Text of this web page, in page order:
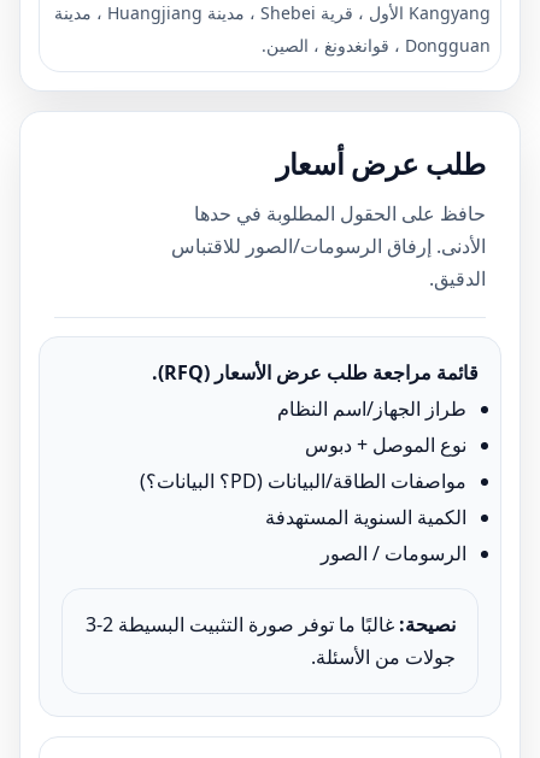
Kangyang الأول ، قرية Shebei ، مدينة Huangjiang ، مدينة
Dongguan ، قوانغدونغ ، الصين.
طلب عرض أسعار
حافظ على الحقول المطلوبة في حدها
الأدنى. إرفاق الرسومات/الصور للاقتباس
الدقيق.
قائمة مراجعة طلب عرض الأسعار (RFQ).
طراز الجهاز/اسم النظام
نوع الموصل + دبوس
مواصفات الطاقة/البيانات (PD؟ البيانات؟)
الكمية السنوية المستهدفة
الرسومات / الصور
نصيحة:
غالبًا ما توفر صورة التثبيت البسيطة 2-3
جولات من الأسئلة.